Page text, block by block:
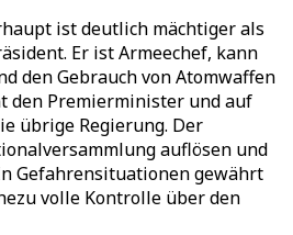
ist deutlich mächtiger als
Er ist Armeechef, kann
den Gebrauch von Atomwaffen
den Premierminister und auf
übrige Regierung. Der
auflösen und
Gefahrensituationen gewährt
volle Kontrolle über den